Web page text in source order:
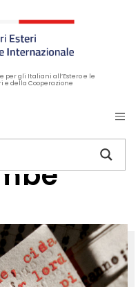
per gli Italiani all’Estero e le
e della Cooperazione